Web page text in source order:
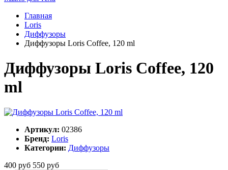
Главная
Loris
Диффузоры
Диффузоры Loris Coffee, 120 ml
Диффузоры Loris Coffee, 120
ml
Артикул: 02386
Бренд: Loris
Категории: Диффузоры
400 руб 550 руб